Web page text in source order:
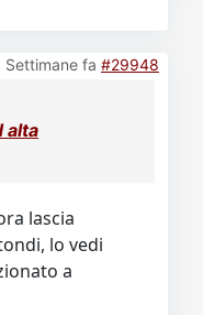
Settimane fa #29948
alta
lascia
lo vedi
a